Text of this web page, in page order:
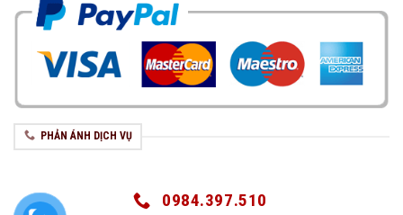
PHẢN ÁNH DỊCH VỤ
0984.397.510